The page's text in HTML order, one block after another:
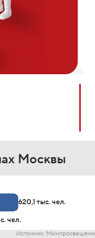
Москвы
620,1 тыс. чел.
чел.
Источник: